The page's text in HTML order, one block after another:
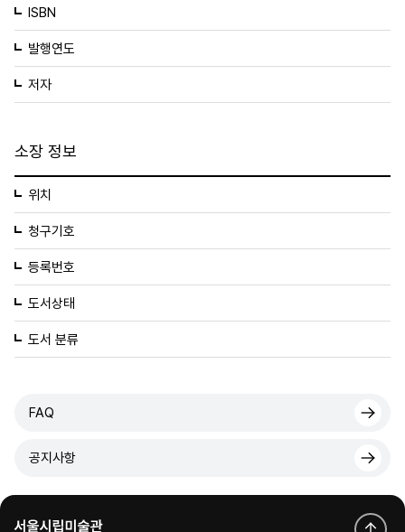
ISBN
발행연도
저자
소장 정보
위치
청구기호
등록번호
도서상태
도서 분류
FAQ
공지사항